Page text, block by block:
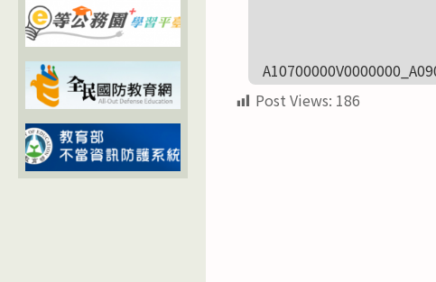
Post Views: 186